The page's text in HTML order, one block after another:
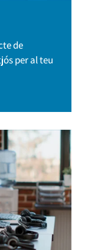
de
per al teu